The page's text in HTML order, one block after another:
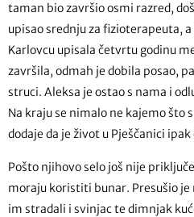
taman bio završio osmi razred,
upisao srednju za fizioterapeuta,
Karlovcu upisala četvrtu godinu
završila, odmah je dobila posao,
struci. Aleksa je ostao s nama i
Na kraju se nimalo ne kajemo što
dodaje da je život u Pješčanici
Pošto njihovo selo još nije
moraju koristiti bunar. Presušio je
im stradali i svinjac te dimnjak